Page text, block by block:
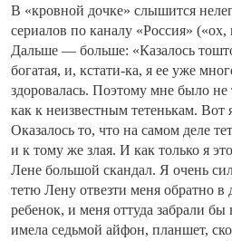
В «кровной дочке» слышится
сериалов по каналу «Россия»
Дальше — больше: «Казалось
богатая, и, кстати-ка, я ее уже
здоровалась. Поэтому мне было
как к неизвестным тетенькам. Вот
Оказалось то, что на самом деле
и к тому же злая. И как только я
Лене большой скандал. Я очень
тетю Лену отвезти меня обратно
ребенок, и меня оттуда забрали
имела седьмой айфон, планшет,